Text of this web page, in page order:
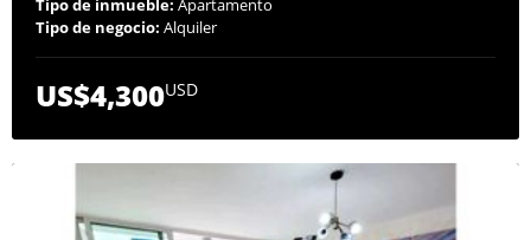
Tipo de inmueble: Apartamento
Tipo de negocio: Alquiler
US$4,300USD